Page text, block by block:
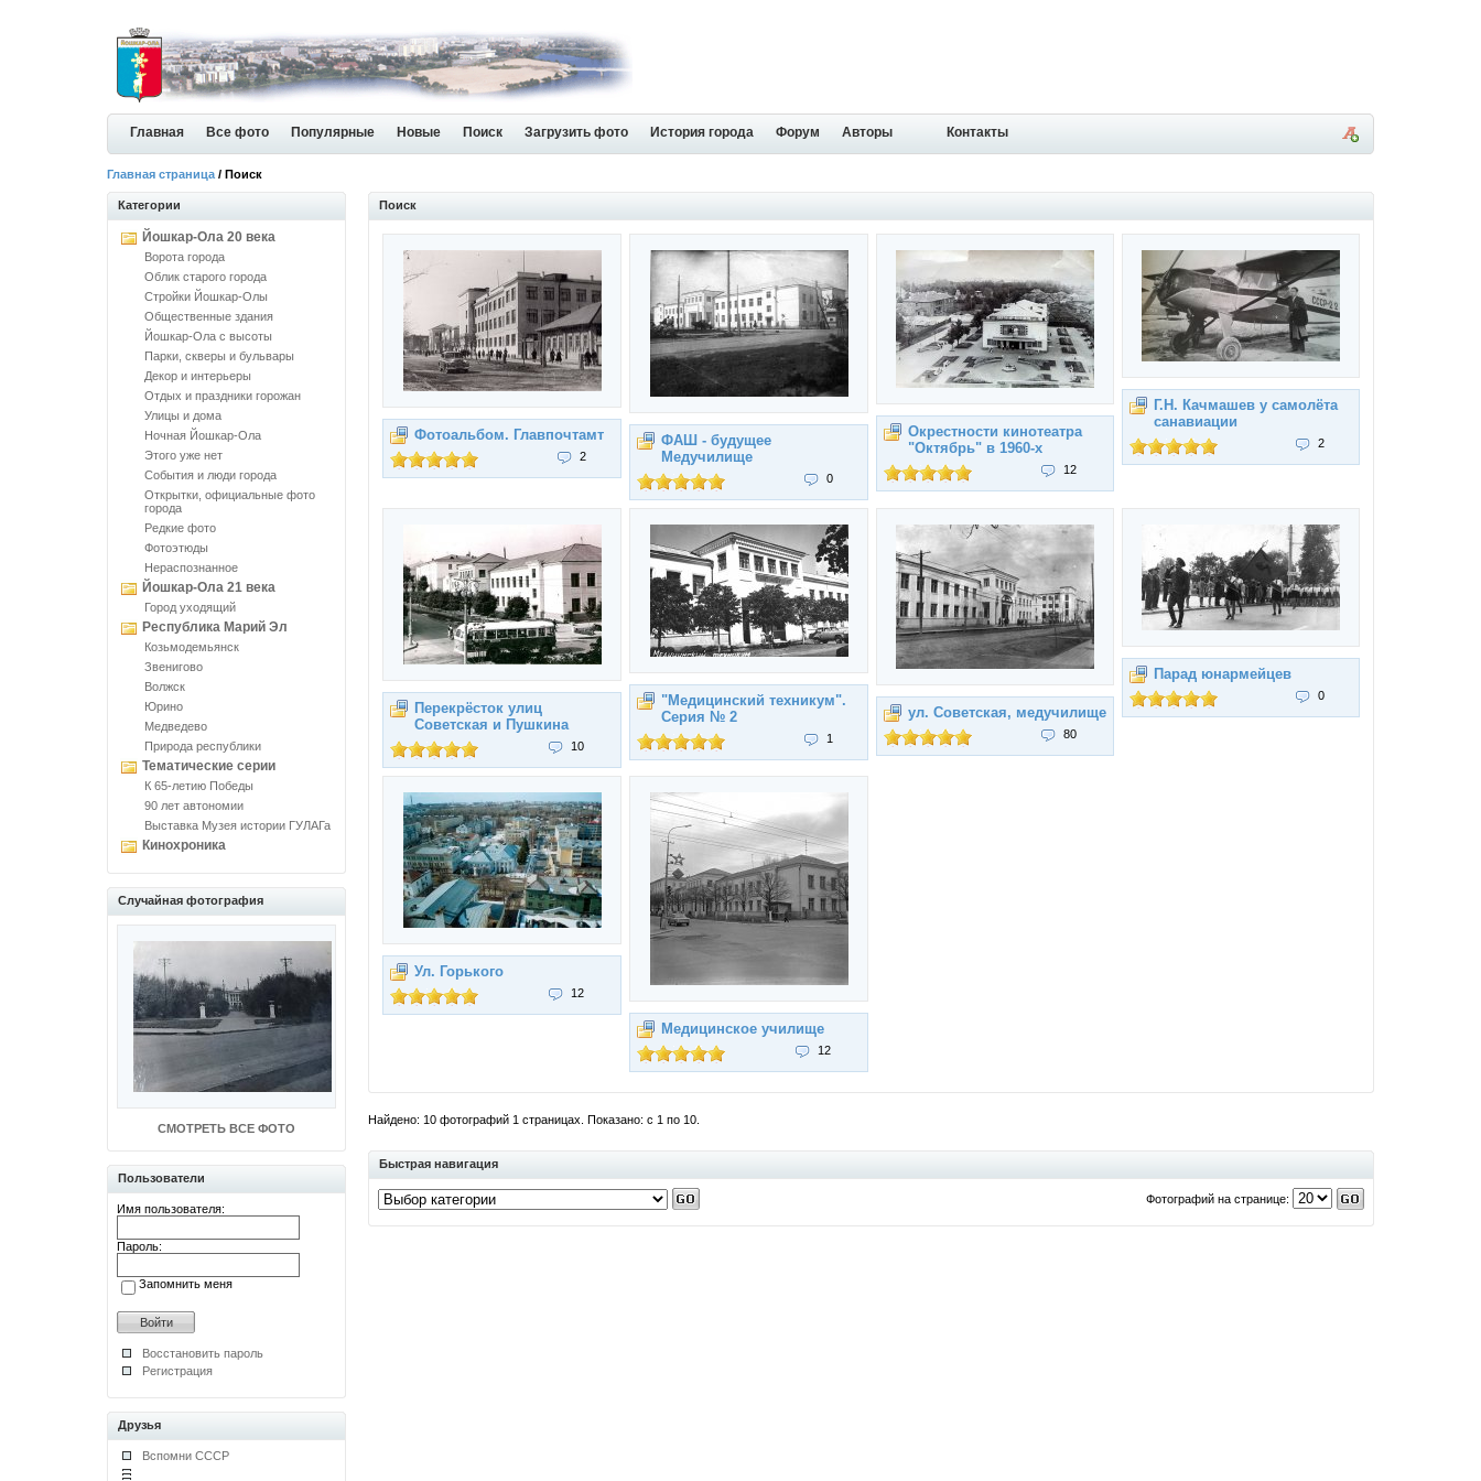
Главная Все фото Популярные Новые Поиск Загрузить фото История города Форум Авторы Контакты
Главная страница / Поиск
Категории
Йошкар-Ола 20 века
Ворота города
Облик старого города
Стройки Йошкар-Олы
Общественные здания
Йошкар-Ола с высоты
Парки, скверы и бульвары
Декор и интерьеры
Отдых и праздники горожан
Улицы и дома
Ночная Йошкар-Ола
Этого уже нет
События и люди города
Открытки, официальные фото
города
Редкие фото
Фотоэтюды
Нераспознанное
Йошкар-Ола 21 века
Город уходящий
Республика Марий Эл
Козьмодемьянск
Звенигово
Волжск
Юрино
Медведево
Природа республики
Тематические серии
К 65-летию Победы
90 лет автономии
Выставка Музея истории ГУЛАГа
Кинохроника
Случайная фотография
СМОТРЕТЬ ВСЕ ФОТО
Пользователи
Имя пользователя:
Пароль:
Запомнить меня
Восстановить пароль
Регистрация
Друзья
Вспомни СССР
Поиск
Фотоальбом. Главпочтамт
2
ФАШ - будущее
Медучилище
0
Окрестности кинотеатра
"Октябрь" в 1960-х
12
Г.Н. Качмашев у самолёта
санавиации
2
Перекрёсток улиц
Советская и Пушкина
10
"Медицинский техникум".
Серия № 2
1
ул. Советская, медучилище
80
Парад юнармейцев
0
Ул. Горького
12
Медицинское училище
12
Найдено: 10 фотографий 1 страницах. Показано: с 1 по 10.
Быстрая навигация
Фотографий на странице: